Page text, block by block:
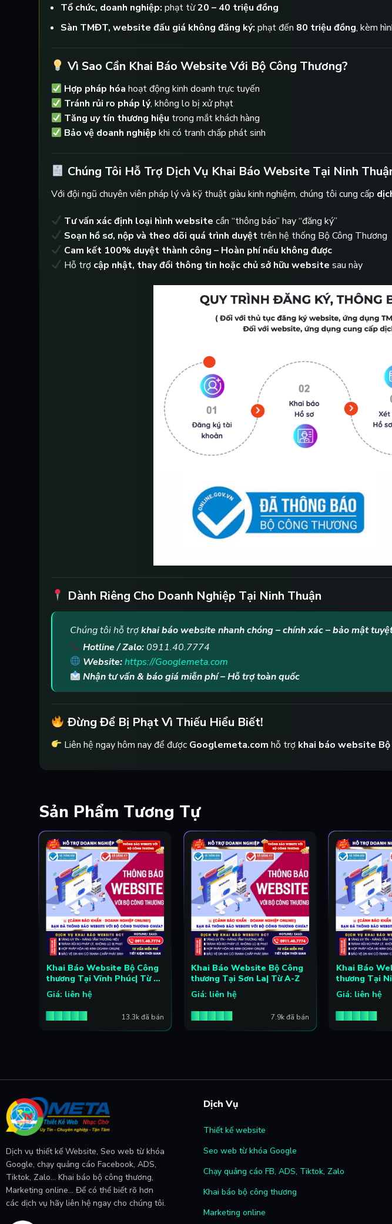
Tổ chức, doanh nghiệp: phạt từ20 – 40 triệu đồng
Sàn TMĐT, website đấu giá không đăng ký: phạt đến 80 triệu đồng, kèm
Vì Sao Cần Khai Báo Website Với Bộ Công Thương?
Hợp pháp hóa hoạt động kinh doanh trực tuyến
Tránh rủi ro pháp lý, không lo bị xử phạt
Tăng uy tín thương hiệu trong mắt khách hàng
Bảo vệ doanh nghiệp khi có tranh chấp phát sinh
Chúng Tôi Hỗ Trợ Dịch Vụ Khai Báo Website Tại Ninh
Với đội ngũ chuyên viên pháp lý và kỹ thuật giàu kinh nghiệm, chúng tôi cung cấp
Tư vấn xác định loại hình website cần “thông báo” hay “đăng ký”
Soạn hồ sơ, nộp và theo dõi quá trình duyệt trên hệ thống Bộ Công Thương
Cam kết 100% duyệt thành công – Hoàn phí nếu không được
Hỗ trợ cập nhật, thay đổi thông tin hoặc chủ sở hữu website sau này
Dành Riêng Cho Doanh Nghiệp Tại Ninh Thuận
Chúng tôi hỗ trợkhai báo website nhanh chóng – chính xác – bảo mật
Hotline / Zalo: 0911.40.7774
Website:https://Googlemeta.com
Nhận tư vấn & báo giá miễn phí – Hỗ trợ toàn quốc
Đừng Để Bị Phạt Vì Thiếu Hiểu Biết!
Liên hệ ngay hôm nay để được Googlemeta.com hỗ trợ khai báo website Bộ
Sản Phẩm Tương Tự
Khai Báo Website Bộ Công
thương Tại Vĩnh Phúc| Từ A-
Z
Giá: liên hệ
13.3k đã bán
Khai Báo Website Bộ Công
thương Tại Sơn La| Từ A-Z
Giá: liên hệ
7.9k đã bán
Khai Báo
thương Tại
Z
Giá: liên hệ
Dịch vụ thiết kế Website, Seo web từ khóa
Google, chạy quảng cáo Facebook, ADS,
Tiktok, Zalo... Khai báo bộ công thương,
Marketing online... Để có thể biết rõ hơn
các dịch vụ hãy liên hệ ngay cho chúng tôi.
Dịch Vụ
Thiết kế website
Seo web từ khóa Google
Chạy quảng cáo FB, ADS, Tiktok, Zalo
Khai báo bộ công thương
Marketing online